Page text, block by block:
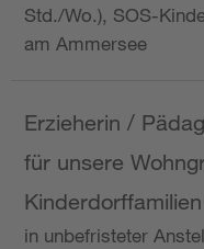
Std./Wo.), SOS-
am Ammersee
Erzieherin /
für unsere
in unbefristeter